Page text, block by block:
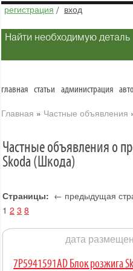
регистрация / вход
Найти необходимую деталь
главная статьи администрация
Главная » Частные объявления
Частные объявления о
Skoda (Шкода)
Страницы: ← предыдущая
1 2 3 8
дата
7P5941591AD Блок розжига